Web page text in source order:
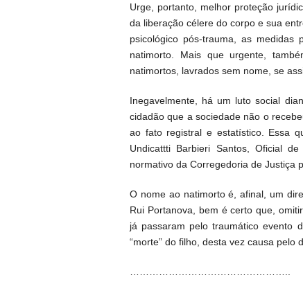
Urge, portanto, melhor proteção
da liberação célere do corpo e sua
psicológico pós-trauma, as
natimorto. Mais que urgente,
natimortos, lavrados sem nome, se
Inegavelmente, há um luto social
cidadão que a sociedade não o
ao fato registral e estatístico. Essa
Undicattti Barbieri Santos, Oficial
normativo da Corregedoria de Justiça
O nome ao natimorto é, afinal, um
Rui Portanova, bem é certo que,
já passaram pelo traumático evento
“morte” do filho, desta vez causa pelo